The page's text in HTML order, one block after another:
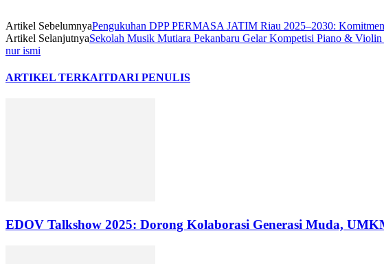
Artikel SebelumnyaPengukuhan DPP PERMASA JATIM Riau 2025–2030:
Artikel SelanjutnyaSekolah Musik Mutiara Pekanbaru Gelar Kompetisi Piano & Violin
nur ismi
ARTIKEL TERKAITDARI PENULIS
EDOV Talkshow 2025: Dorong Kolaborasi Generasi Muda,